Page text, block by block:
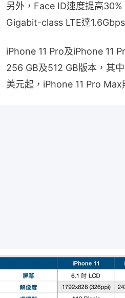
另外，Face ID速度提高30%
Gigabit-class LTE達
iPhone 11 Pro及iPhone 11
256 GB及512 GB版本，其
美元起，iPhone 11 Pro Max